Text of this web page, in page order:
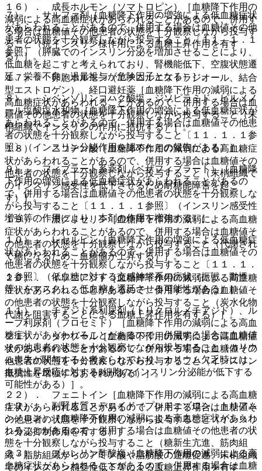
１６）． 成長ホルモン（ソマトロピン）［血糖降下作用の
減弱による高血糖症状があらわれることがあるので、併用す
る場合は血糖値その他患者の状態を十分観察しながら投与す
ること（抗インスリン様作用による血糖上昇作用を有す
る）］。
１７）． 卵胞ホルモン（エチニルエストラジオール、結合
型エストロゲン）、経口避妊薬［血糖降下作用の減弱による
高血糖症状があらわれることがあるので、併用する場合は血
糖値その他患者の状態を十分観察しながら投与すること（末
梢組織でインスリンの作用に拮抗する）］。
１８）． ニコチン酸［血糖降下作用の減弱による高血糖症
状があらわれることがあるので、併用する場合は血糖値その
他患者の状態を十分観察しながら投与すること（末梢組織で
のインスリン感受性を低下させるため耐糖能障害を起こ
す）］。
１９）． 濃グリセリン［血糖降下作用の減弱による高血糖
症状があらわれることがあるので、併用する場合は血糖値そ
の他患者の状態を十分観察しながら投与すること（代謝され
て糖になるため、血糖値が上昇する）］。
２０）． イソニアジド［血糖降下作用の減弱による高血糖
症状があらわれることがあるので、併用する場合は血糖値そ
の他患者の状態を十分観察しながら投与すること（炭水化物
代謝を阻害することによる血糖上昇作用を有する）］。
２１）． ダナゾール［血糖降下作用の減弱による高血糖症
状があらわれることがあるので、併用する場合は血糖値その
他患者の状態を十分観察しながら投与すること（インスリン
抵抗性を増強するおそれがある）］。
２２）． フェニトイン［血糖降下作用の減弱による高血糖
症状があらわれることがあるので、併用する場合は血糖値そ
の他患者の状態を十分観察しながら投与すること（インスリ
ン分泌抑制作用を有する）］。
２３）． ブセレリン酢酸塩［血糖降下作用の減弱による高
血糖症状があらわれることがあるので、併用する場合は血糖
７）． サルファ剤［血糖降下作用の増強による低血糖症状
があらわれることがあるので、併用する場合は血糖値その他
患者の状態を十分観察しながら投与すること〔１１．１．１
参照〕（膵臓でのインスリン分泌を増加させることにより、
低血糖を起こすと考えられており、腎機能低下、空腹状態遷
延、栄養不良、過量投与が危険因子となる）］。
８）． シベンゾリンコハク酸塩、ジソピラミド、ピルメノ
ール塩酸塩水和物［血糖降下作用の増強による低血糖症状が
あらわれることがあるので、併用する場合は血糖値その他患
者の状態を十分観察しながら投与すること〔１１．１．１参
照〕（インスリン分泌作用を認めたとの報告がある）］。
９）． フィブラート系薬剤（ベザフィブラート）［血糖降
下作用の増強による低血糖症状があらわれることがあるの
で、併用する場合は血糖値その他患者の状態を十分観察しな
がら投与すること〔１１．１．１参照〕（インスリン感受性
増強等の作用により、本剤の作用を増強する）］。
１０）． レセルピン［血糖降下作用の増強による低血糖症
状があらわれることがあるので、併用する場合は血糖値その
他患者の状態を十分観察しながら投与すること〔１１．１．
１参照〕（低血糖に対する交感神経系の症状（振戦、動悸
等）をマスクし、低血糖を遷延させる可能性がある）］。
１１）． チアジド系利尿剤（トリクロルメチアジド）、ル
ープ利尿剤（フロセミド）［血糖降下作用の減弱による高血
糖症状があらわれることがあるので、併用する場合は血糖値
その他患者の状態を十分観察しながら投与すること（カリウ
ム喪失が関与すると考えられており、カリウム欠乏時には、
血糖上昇反応に対するβ細胞のインスリン分泌能が低下する
可能性がある）］。
１２）． 副腎皮質ステロイド（プレドニゾロン、トリアム
シノロン）［血糖降下作用の減弱による高血糖症状があらわ
れることがあるので、併用する場合は血糖値その他患者の状
態を十分観察しながら投与すること（糖新生亢進、筋肉組
織・脂肪組織からのアミノ酸や脂肪酸の遊離促進、末梢組織
でのインスリン感受性低下等による血糖上昇作用を有す